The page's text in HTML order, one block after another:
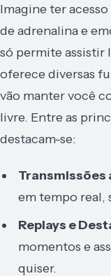
Imagine ter
de adrenalina e
só permite assistir
oferece diversas
vão manter você
livre. Entre as
destacam-se:
Transmissões
em tempo real,
Replays e
momentos e
quiser.